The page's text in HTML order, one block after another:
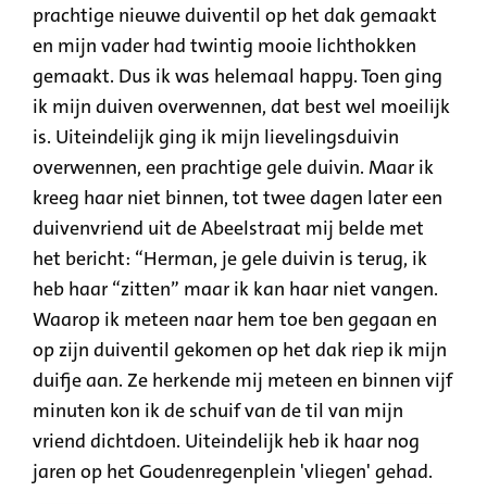
prachtige nieuwe duiventil op het dak gemaakt
en mijn vader had twintig mooie lichthokken
gemaakt. Dus ik was helemaal happy. Toen ging
ik mijn duiven overwennen, dat best wel moeilijk
is. Uiteindelijk ging ik mijn lievelingsduivin
overwennen, een prachtige gele duivin. Maar ik
kreeg haar niet binnen, tot twee dagen later een
duivenvriend uit de Abeelstraat mij belde met
het bericht: “Herman, je gele duivin is terug, ik
heb haar “zitten” maar ik kan haar niet vangen.
Waarop ik meteen naar hem toe ben gegaan en
op zijn duiventil gekomen op het dak riep ik mijn
duifje aan. Ze herkende mij meteen en binnen vijf
minuten kon ik de schuif van de til van mijn
vriend dichtdoen. Uiteindelijk heb ik haar nog
jaren op het Goudenregenplein 'vliegen' gehad.